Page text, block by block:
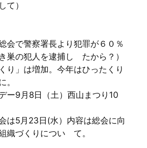
て）
会で警察署長より犯罪が６０％
巣の犯人を逮捕し たから？）
り」は増加。今年はひったくり
。
ー9月8日（土）西山まつり10
は5月23日(水）内容は総会に向
織づくりについ て。